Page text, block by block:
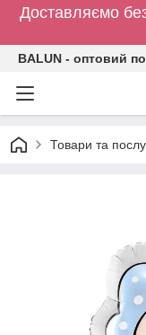
Доставляємо
BALUN - оптовий
Товари та